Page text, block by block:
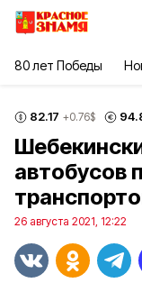
80 лет Победы
82.17 +0.76$
автобусов
26 августа 2021, 12:22